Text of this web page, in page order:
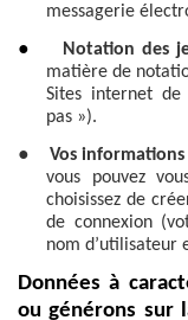
messagerie
● Notation des
matière de
Sites internet
pas »).
● Vos
vous pouvez
choisissez de
de connexion
nom d’utilisateur
Données à
ou générons sur